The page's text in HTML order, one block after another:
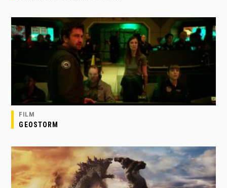
FILM
GEOSTORM